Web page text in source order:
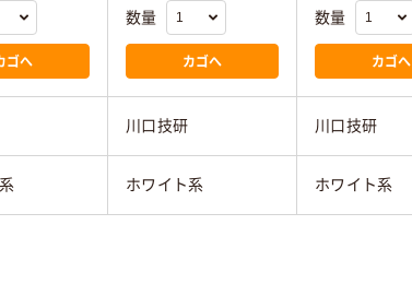
ゴへ
数量
カゴへ
数量
カゴへ
川口技研 川口技研
ホワイト系 ホワイト系